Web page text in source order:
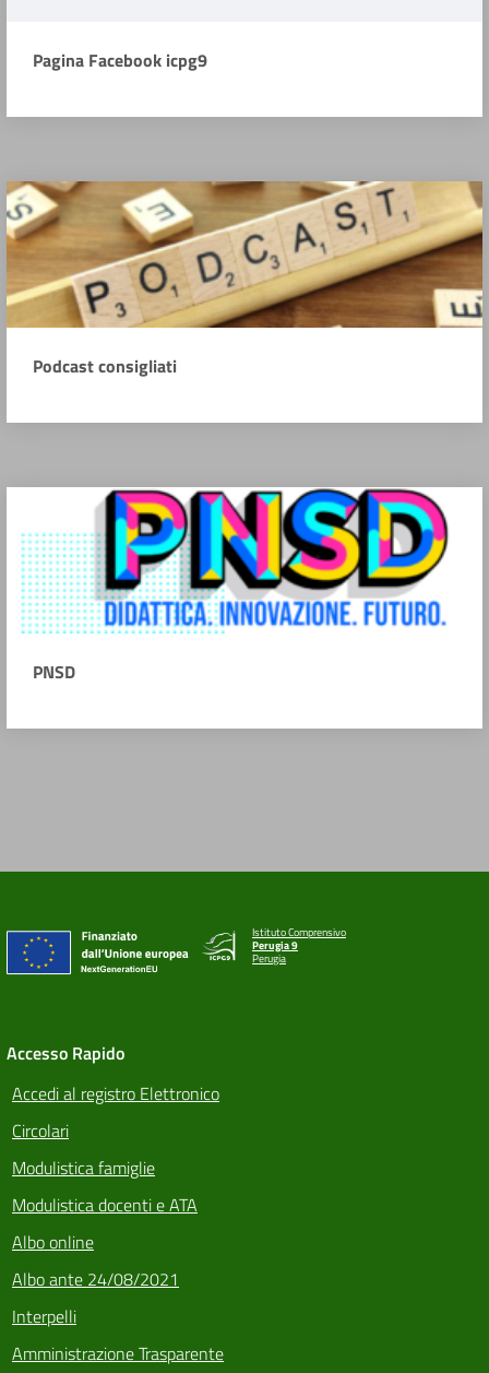
Pagina Facebook icpg9
Podcast consigliati
PNSD
Istituto Comprensivo
Perugia 9
Perugia
Accesso Rapido
Accedi al registro Elettronico
Circolari
Modulistica famiglie
Modulistica docenti e ATA
Albo online
Albo ante 24/08/2021
Interpelli
Amministrazione Trasparente